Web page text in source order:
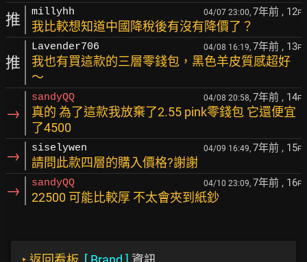
推 millyhh 04/07 23:00, 7年前 , 12F
我比較想知道中國降稅後有沒有降價了？
推
Lavender706 04/08 16:19, 7年前 , 13F
我也有買這款的三層零錢包，黑色羊皮質感超好
～
→
sandyQQ 04/08 20:58, 7年前 , 14F
真的 為了這款我放棄了2.55 pink零錢包 它還便宜
了4500
→ siselywen 04/09 16:49, 7年前 , 15F
請問此款四層的購入價格?謝謝
→ sandyQQ 04/10 23:09, 7年前 , 16F
22500 可能比較厚 不太會夾到紙鈔